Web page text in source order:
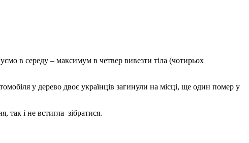
в середу – максимум в четвер вивезти тіла (чотирьох
у дерево двоє українців загинули на місці, ще один помер у
так і не встигла зібратися.